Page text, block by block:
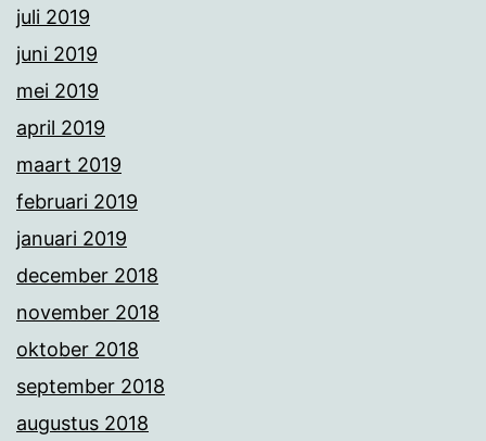
juli 2019
juni 2019
mei 2019
april 2019
maart 2019
februari 2019
januari 2019
december 2018
november 2018
oktober 2018
september 2018
augustus 2018